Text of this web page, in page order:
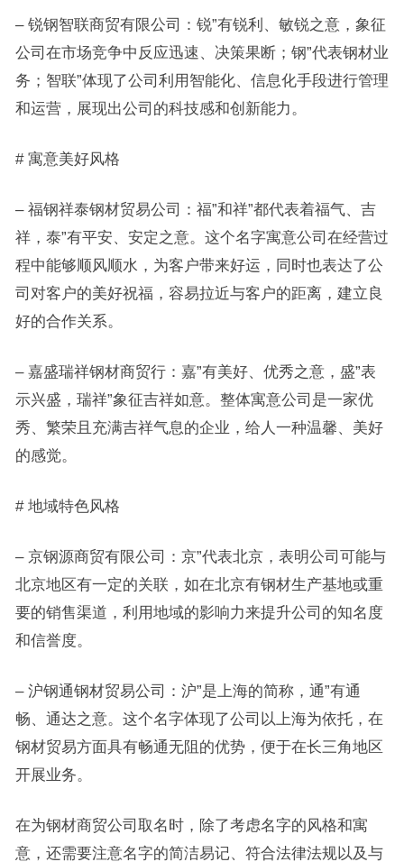
– 锐钢智联商贸有限公司：锐”有锐利、敏锐之意，象征
公司在市场竞争中反应迅速、决策果断；钢”代表钢材业
务；智联”体现了公司利用智能化、信息化手段进行管理
和运营，展现出公司的科技感和创新能力。
# 寓意美好风格
– 福钢祥泰钢材贸易公司：福”和祥”都代表着福气、吉
祥，泰”有平安、安定之意。这个名字寓意公司在经营过
程中能够顺风顺水，为客户带来好运，同时也表达了公
司对客户的美好祝福，容易拉近与客户的距离，建立良
好的合作关系。
– 嘉盛瑞祥钢材商贸行：嘉”有美好、优秀之意，盛”表
示兴盛，瑞祥”象征吉祥如意。整体寓意公司是一家优
秀、繁荣且充满吉祥气息的企业，给人一种温馨、美好
的感觉。
# 地域特色风格
– 京钢源商贸有限公司：京”代表北京，表明公司可能与
北京地区有一定的关联，如在北京有钢材生产基地或重
要的销售渠道，利用地域的影响力来提升公司的知名度
和信誉度。
– 沪钢通钢材贸易公司：沪”是上海的简称，通”有通
畅、通达之意。这个名字体现了公司以上海为依托，在
钢材贸易方面具有畅通无阻的优势，便于在长三角地区
开展业务。
在为钢材商贸公司取名时，除了考虑名字的风格和寓
意，还需要注意名字的简洁易记、符合法律法规以及与